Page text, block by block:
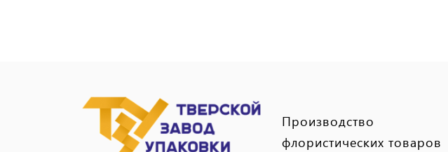
Производство
флористических товаров